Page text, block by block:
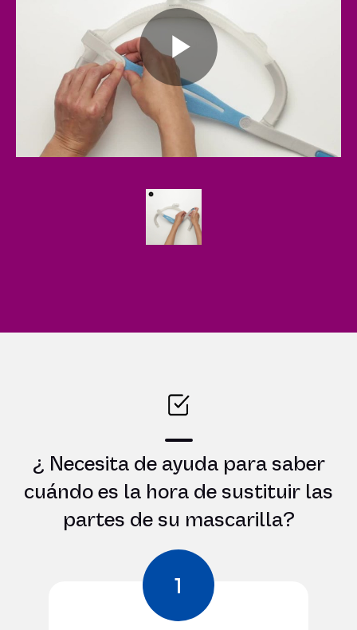
Play
Video
¿ Necesita de ayuda para saber
cuándo es la hora de sustituir las
partes de su mascarilla?
1